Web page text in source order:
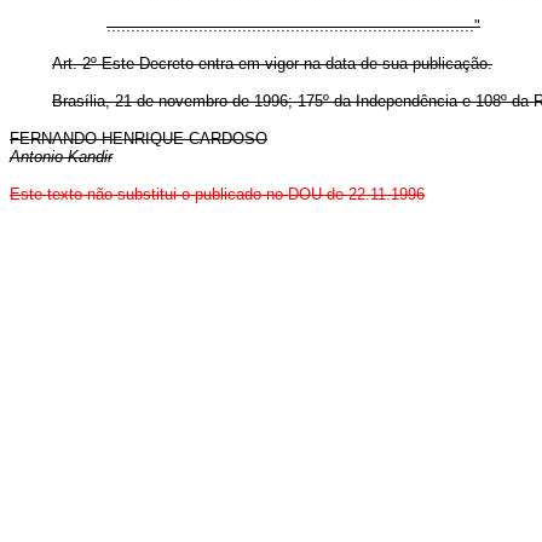
............................................................................"
Art.2º Este Decreto entra em vigor na data de sua publicação.
Brasília, 21 de novembro de 1996; 175º da Independência e 108º da
FERNANDO HENRIQUE CARDOSO
Antonio Kandir
Este texto não substitui o publicado no DOU de 22.11.1996